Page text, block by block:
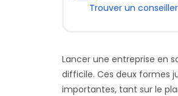
Trouver un
Lancer une entreprise en
difficile. Ces deux formes
importantes, tant sur le